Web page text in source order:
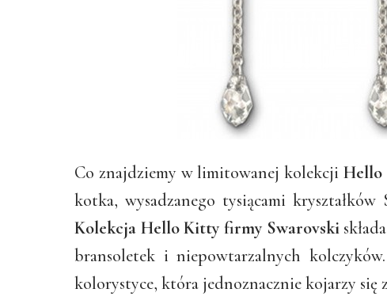
Co znajdziemy w limitowanej kolekcji
kotka, wysadzanego tysiącami
Kolekcja Hello Kitty firmy Swarovski
bransoletek i niepowtarzalnych
kolorystyce, która jednoznacznie kojarzy się